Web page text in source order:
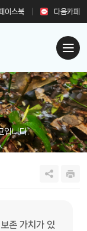
이스북 다음카페
입니다.
존 가치가 있